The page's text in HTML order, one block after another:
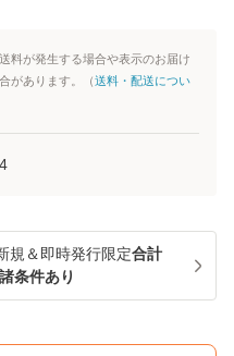
料が発生する場合や表示のお届け
があります。（送料・配送につい
規＆即時発行限定合計
条件あり